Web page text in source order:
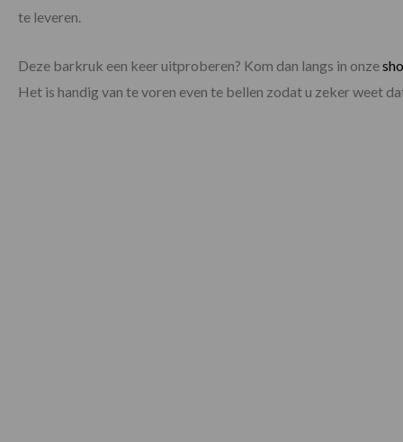
te leveren.
Deze barkruk een keer uitproberen? Kom dan langs in onze
Het is handig van te voren even te bellen zodat u zeker weet